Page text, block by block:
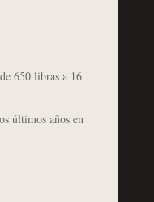
650 libras a 16
últimos años en